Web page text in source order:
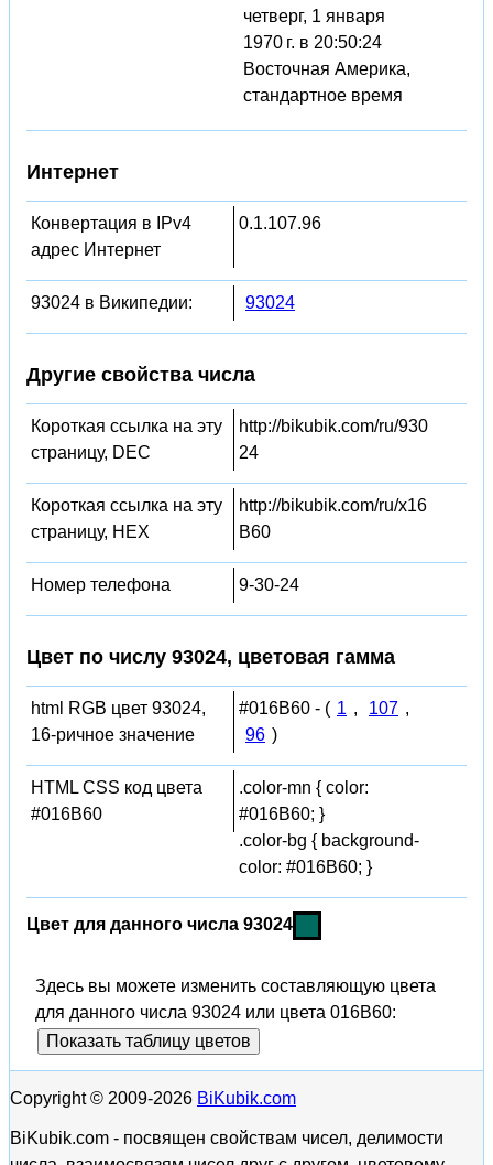
четверг, 1 января
1970 г. в 20:50:24
Восточная Америка,
стандартное время
Интернет
Конвертация в IPv4
адрес Интернет
0.1.107.96
93024 в Википедии: 93024
Другие свойства числа
Короткая ссылка на эту
страницу, DEC
http://bikubik.com/ru/930
24
Короткая ссылка на эту
страницу, HEX
http://bikubik.com/ru/x16
B60
Номер телефона 9-30-24
Цвет по числу 93024, цветовая гамма
html RGB цвет 93024,
16-ричное значение
#016B60 - ( 1 , 107 ,
96 )
HTML CSS код цвета
#016B60
.color-mn { color:
#016B60; }
.color-bg { background-
color: #016B60; }
Цвет для данного числа 93024
Здесь вы можете изменить составляющую цвета
для данного числа 93024 или цвета 016B60:
Показать таблицу цветов
Copyright © 2009-2026 BiKubik.com
BiKubik.com - посвящен свойствам чисел, делимости